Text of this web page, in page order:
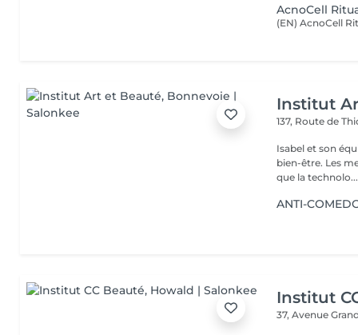
AcnoCell
Institut
137, Route de
Isabel et son
bien-être. Les meilleures marques esthétiques et cosmétiques ainsi
que la technolo...
ANTI-
Institut
37, Avenue